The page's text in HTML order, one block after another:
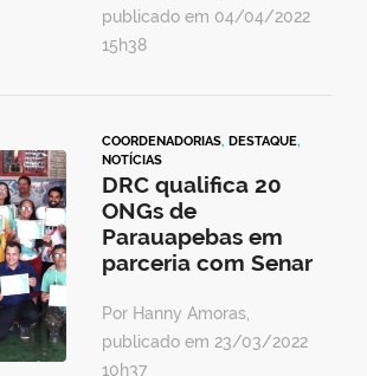
publicado em 04/04/2022
15h38
COORDENADORIAS, DESTAQUE,
NOTÍCIAS
DRC qualifica 20
ONGs de
Parauapebas em
parceria com Senar
Por Hanny Amoras,
publicado em 23/03/2022
10h37